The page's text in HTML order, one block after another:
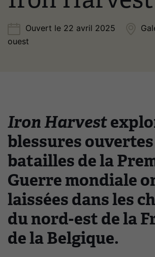
Ouvert le 22 avril 2025
ouest
Iron Harvest
blessures
batailles de la
Guerre mondiale
laissées dans les
du nord-est de la
de la Belgique.